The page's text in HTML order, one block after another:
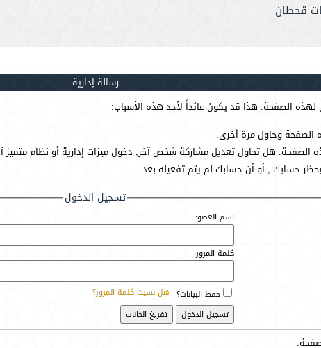
قحطان
رسالة إدارية
الصفحة. هذا قد يكون عائداً لأحد هذه الأسباب:
الصفحة وحاول مرة أخرى.
الصفحة. هل تحاول تعديل مشاركة شخص آخر, دخول ميزات إدارية أو نظام متميز
بحظر حسابك , أو أن حسابك لم يتم تفعيله بعد.
تسجيل الدخول
اسم العضو:
كلمة المرور:
هل نسيت كلمة المرور؟ حفظ البيانات؟